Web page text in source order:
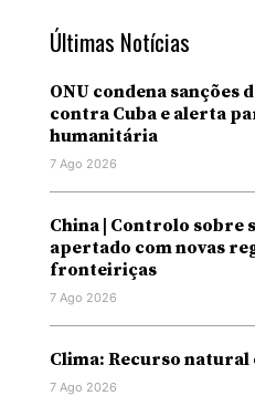
Últimas Notícias
ONU condena sanções
contra Cuba e alerta
humanitária
7 Ago 2026
China | Controlo sobre
apertado com novas
fronteiriças
7 Ago 2026
Clima: Recurso natural
7 Ago 2026